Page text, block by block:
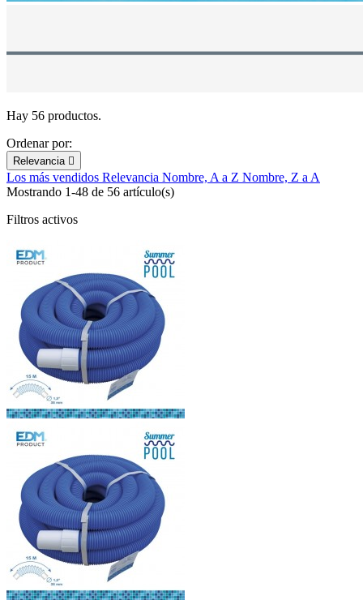
Hay 56 productos.
Ordenar por:
Relevancia 
Los más vendidos Relevancia Nombre, A a Z Nombre, Z a A
Mostrando 1-48 de 56 artículo(s)
Filtros activos